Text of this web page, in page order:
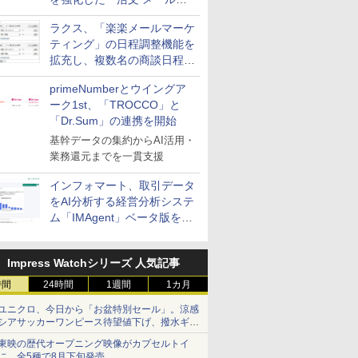
送信防止アドインサービス」
を提供
ラクス、「楽楽メールマーケ
ティング」の日程調整機能を
拡充し、複数名の商談日程調
整を効率化
primeNumberとウイングア
ーク1st、「TROCCO」と
「Dr.Sum」の連携を開始
基幹データの集約からAI活用・
業務還元までを一貫支援
インフォマート、取引データ
をAI分析する経営分析システ
ム「IMAgent」ベータ版を提
Impress Watchシリーズ 人気記事
24時間 1週間 1カ月
ニクロ、今日から「お盆特別セール」。涼感
アサッカーワンピース待望値下げ、撥水ギア
ョーツは1990円に
映の歴代オープニング映像がカプセルトイ